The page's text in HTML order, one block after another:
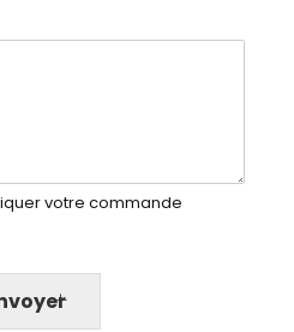
votre commande